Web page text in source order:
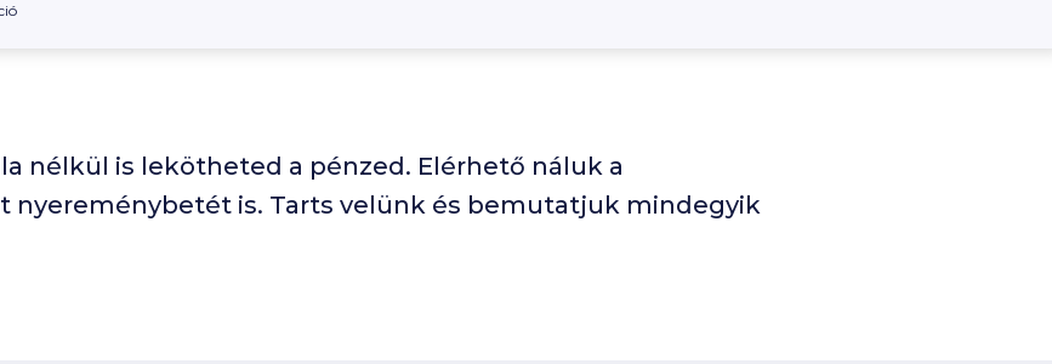
nélkül is lekötheted a pénzed. Elérhető náluk a
nyereménybetét is. Tarts velünk és bemutatjuk mindegyik